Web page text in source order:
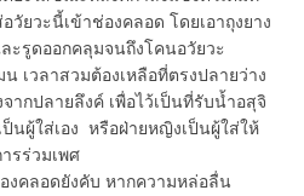
วัยวะนี้เข้าช่องคลอด โดยเอาถุงยาง
ะรูดออกคลุมจนถึงโคนอวัยวะ
ลาสวมต้องเหลือที่ตรงปลายว่าง
ากปลายลึงค์ เพื่อไว้เป็นที่รับน้ำอสุจิ
ใส่เอง หรือฝ่ายหญิงเป็นผู้ใส่ให้
รร่วมเพศ
ลอดยังคับ หากความหล่อลื่น